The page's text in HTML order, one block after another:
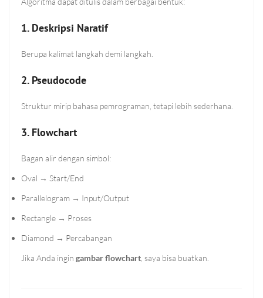
1. Deskripsi Naratif
Berupa kalimat langkah demi langkah.
2. Pseudocode
Struktur mirip bahasa pemrograman, tetapi lebih sederhana.
3. Flowchart
Bagan alir dengan simbol:
Oval → Start/End
Parallelogram → Input/Output
Rectangle → Proses
Diamond → Percabangan
Jika Anda ingin gambar flowchart , saya bisa buatkan.